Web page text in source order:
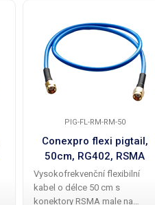
PIG-FL-RM-RM-50
Conexpro flexi pigtail,
50cm, RG402, RSMA
male - RSMA male
Vysokofrekvenční flexibilní
kabel o délce 50 cm s
konektory RSMA male na